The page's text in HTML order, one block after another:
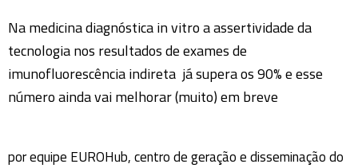
Na medicina diagnóstica in vitro a assertividade da
tecnologia nos resultados de exames de
imunofluorescência indireta já supera os 90% e esse
número ainda vai melhorar (muito) em breve
por equipe EUROHub, centro de geração e disseminação do